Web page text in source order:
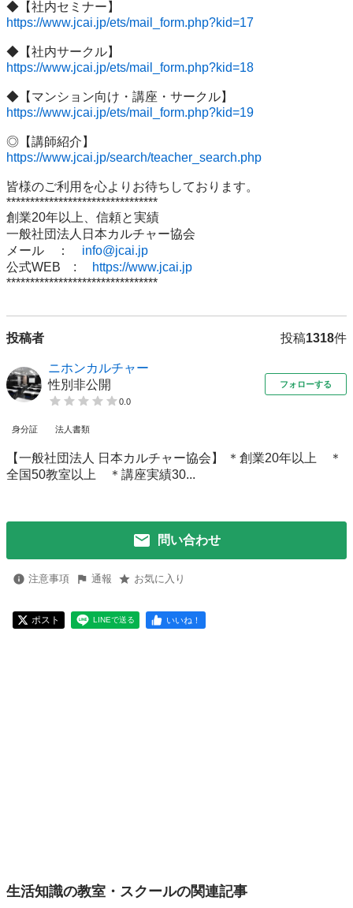
https://www.jcai.jp/ets/mail_form.php?kid=17
https://www.jcai.jp/ets/mail_form.php?kid=18
https://www.jcai.jp/ets/mail_form.php?kid=19
https://www.jcai.jp/search/teacher_search.php
皆様のご利用を心よりお待ちしております。
********************************
創業20年以上、信頼と実績
一般社団法人日本カルチャー協会
メール　： info@jcai.jp
公式WEB　:
https://www.jcai.jp
********************************
投稿者 投稿1318件
ニホンカルチャー
性別非公開
0.0
フォローする
身分証 法人書類
【一般社団法人 日本カルチャー協会】 ＊創業20年以上 ＊
全国50教室以上 ＊講座実績30...
問い合わせ
注意事項 通報 お気に入り
ポスト LINEで送る いいね！
生活知識の教室・スクールの関連記事